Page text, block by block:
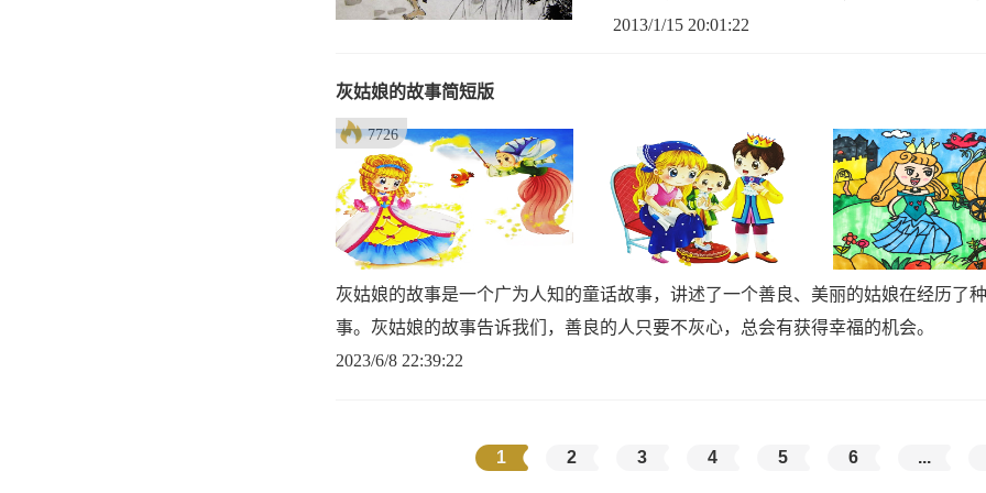
2013/1/15 20:01:22
灰姑娘的故事简短版
灰姑娘的故事是一个广为人知的童话故事，讲述了一个善良、美丽的姑娘在经历了
事。灰姑娘的故事告诉我们，善良的人只要不灰心，总会有获得幸福的机会。
2023/6/8 22:39:22
7726
1 2 3 4 5 6 ...